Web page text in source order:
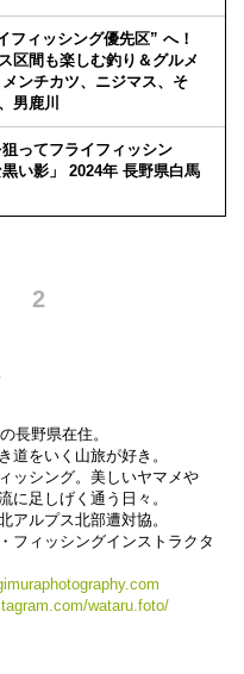
フィッシング優先区” へ！
区間も楽しむ釣り＆グルメ
ンチカツ、ニジマス、そ
男鹿川
ってフライフィッシン
い影」 2024年 長野県白馬
2
長野県在住。
道をいく山旅が好き。
ッシング。美しいヤマメや
に足しげく通う日々。
アルプス北部遭対協。
フィッシングインストラクタ
wataru.foto/